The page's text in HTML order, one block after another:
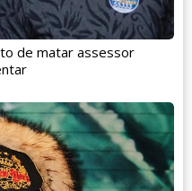
de matar assessor